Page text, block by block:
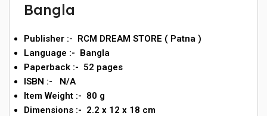
Bangla
Publisher :- ‎ RCM DREAM STORE ( Patna )
Language ‏:- ‎ Bangla
Paperback ‏:- ‎ 52 pages
ISBN :- N/A
Item Weight ‏:- ‎ 80 g
Dimensions ‏:- ‎ 2.2 x 12 x 18 cm